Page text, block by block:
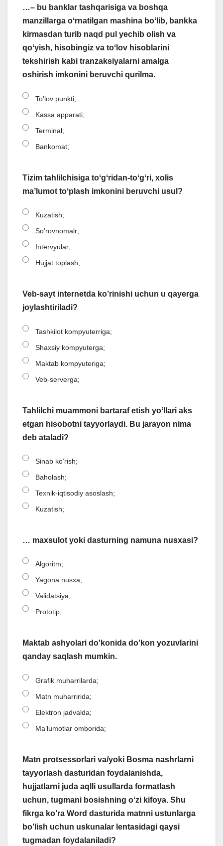
…– bu banklar tashqarisiga va boshqa
manzillarga oʻrnatilgan mashina boʻlib, bankka
kirmasdan turib naqd pul yechib olish va
qoʻyish, hisobingiz va toʻlov hisoblarini
tekshirish kabi tranzaksiyalarni amalga
oshirish imkonini beruvchi qurilma.
To’lov punkti;
Kassa apparati;
Terminal;
Bankomat;
Tizim tahlilchisiga toʻgʻridan-toʻgʻri, xolis
maʼlumot toʻplash imkonini beruvchi usul?
Kuzatish;
So’rovnomalr;
Intervyular;
Hujjat toplash;
Veb-sayt internetda ko’rinishi uchun u qayerga
joylashtiriladi?
Tashkilot kompyuterriga;
Shaxsiy kompyuterga;
Maktab kompyuteriga;
Veb-serverga;
Tahlilchi muammoni bartaraf etish yoʻllari aks
etgan hisobotni tayyorlaydi. Bu jarayon nima
deb ataladi?
Sinab ko’rish;
Baholash;
Texnik-iqtisodiy asoslash;
Kuzatish;
… maxsulot yoki dasturning namuna nusxasi?
Algoritm;
Yagona nusxa;
Validatsiya;
Prototip;
Maktab ashyolari do'konida do'kon yozuvlarini
qanday saqlash mumkin.
Grafik muharrilarda;
Matn muharririda;
Elektron jadvalda;
Ma’lumotlar omborida;
Matn protsessorlari va/yoki Bosma nashrlarni
tayyorlash dasturidan foydalanishda,
hujjatlarni juda aqlli usullarda formatlash
uchun, tugmani bosishning oʻzi kifoya. Shu
fikrga ko’ra Word dasturida matnni ustunlarga
bo’lish uchun uskunalar lentasidagi qaysi
tugmadan foydalaniladi?